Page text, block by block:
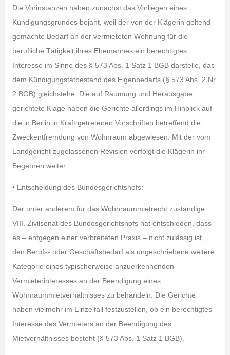
Die Vorinstanzen haben zunächst das Vorliegen eines
Kündigungsgrundes bejaht, weil der von der Klägerin geltend
gemachte Bedarf an der vermieteten Wohnung für die
berufliche Tätigkeit ihres Ehemannes ein berechtigtes
Interesse im Sinne des § 573 Abs. 1 Satz 1 BGB darstelle, das
dem Kündigungstatbestand des Eigenbedarfs (§ 573 Abs. 2 Nr.
2 BGB) gleichstehe. Die auf Räumung und Herausgabe
gerichtete Klage haben die Gerichte allerdings im Hinblick auf
die in Berlin in Kraft getretenen Vorschriften betreffend die
Zweckentfremdung von Wohnraum abgewiesen. Mit der vom
Landgericht zugelassenen Revision verfolgt die Klägerin ihr
Begehren weiter.
• Entscheidung des Bundesgerichtshofs:
Der unter anderem für das Wohnraummietrecht zuständige
VIII. Zivilsenat des Bundesgerichtshofs hat entschieden, dass
es – entgegen einer verbreiteten Praxis – nicht zulässig ist,
den Berufs- oder Geschäftsbedarf als ungeschriebene weitere
Kategorie eines typischerweise anzuerkennenden
Vermieterinteresses an der Beendigung eines
Wohnraummietverhältnisses zu behandeln. Die Gerichte
haben vielmehr im Einzelfall festzustellen, ob ein berechtigtes
Interesse des Vermieters an der Beendigung des
Mietverhältnisses besteht (§ 573 Abs. 1 Satz 1 BGB).